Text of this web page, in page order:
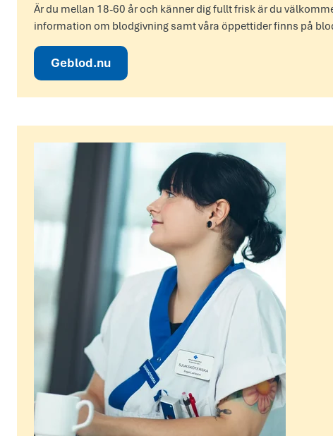
Är du mellan 18-60 år och känner dig fullt frisk är du
information om blodgivning samt våra öppettider finns på
Geblod.nu